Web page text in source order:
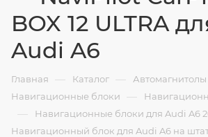
BOX 12 ULTRA
Audi A6
Главная — Каталог — Автомагнитолы
Навигационные блоки —
— Навигационные блоки для Audi A6
Навигационный блок для Audi A6 на